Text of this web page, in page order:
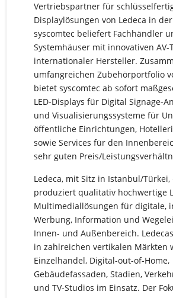
Vertriebspartner für
Displaylösungen von Ledeca in der
syscomtec beliefert Fachhändler
Systemhäuser mit innovativen AV-
internationaler Hersteller.
umfangreichen Zubehörportfolio
bietet syscomtec ab sofort
LED-Displays für Digital Signage-
und Visualisierungssysteme für
öffentliche Einrichtungen,
sowie Services für den
sehr guten Preis/
Ledeca, mit Sitz in Istanbul/
produziert qualitativ hochwertige
Multimediallösungen für digitale,
Werbung, Information und
Innen- und Außenbereich.
in zahlreichen vertikalen Märkten
Einzelhandel, Digital-out-of-Home,
Gebäudefassaden, Stadien,
und TV-Studios im Einsatz. Der